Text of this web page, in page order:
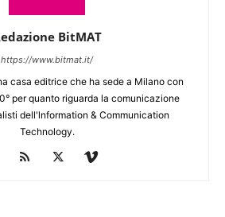
BitMAT
https://www.bitmat.it/
casa editrice che ha sede a Milano con
per quanto riguarda la comunicazione
dell'lnformation & Communication
Technology.